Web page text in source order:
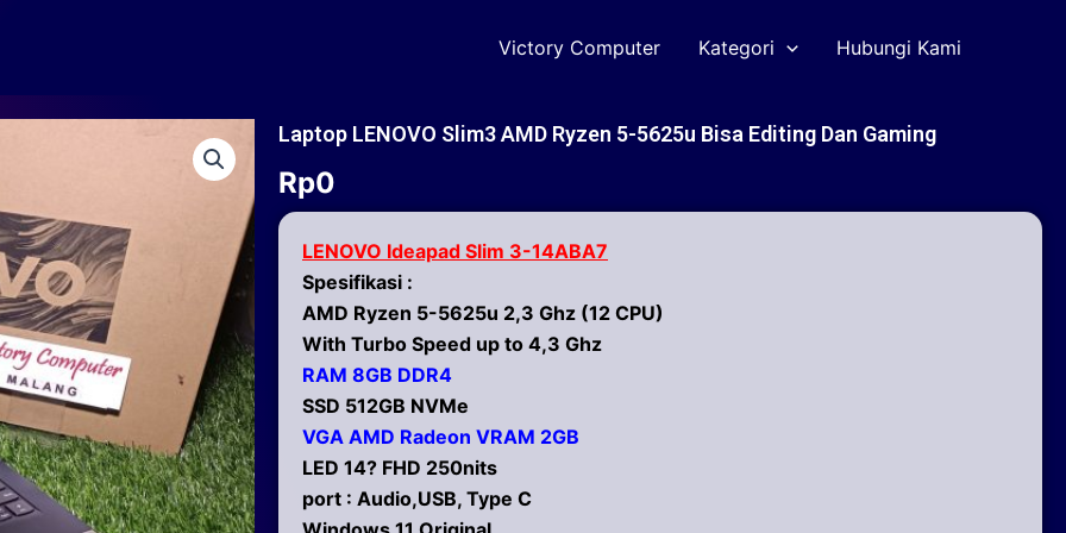
Victory Computer Kategori Hubungi Kami
Laptop LENOVO Slim3 AMD Ryzen 5-5625u Bisa Editing Dan Gaming
Rp0
LENOVO Ideapad Slim 3-14ABA7
Spesifikasi :
AMD Ryzen 5-5625u 2,3 Ghz (12 CPU)
With Turbo Speed up to 4,3 Ghz
RAM 8GB DDR4
SSD 512GB NVMe
VGA AMD Radeon VRAM 2GB
LED 14? FHD 250nits
port : Audio,USB, Type C